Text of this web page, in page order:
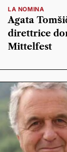
LA NOMINA
Agata
direttrice
Mittelfest